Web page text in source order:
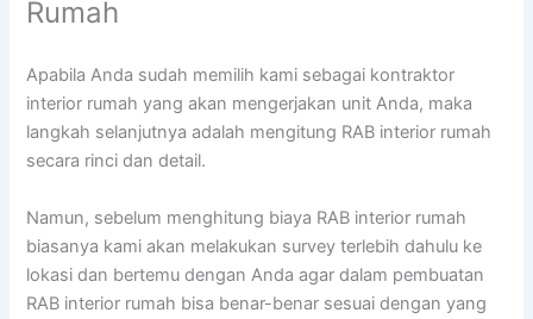
Rumah
Apabila Anda sudah memilih kami sebagai kontraktor
interior rumah yang akan mengerjakan unit Anda, maka
langkah selanjutnya adalah mengitung RAB interior rumah
secara rinci dan detail.
Namun, sebelum menghitung biaya RAB interior rumah
biasanya kami akan melakukan survey terlebih dahulu ke
lokasi dan bertemu dengan Anda agar dalam pembuatan
RAB interior rumah bisa benar-benar sesuai dengan yang